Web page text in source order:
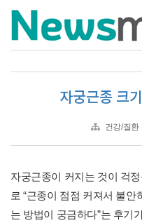
자궁근종 크
건강/질환
자궁근종이 커지는 것이 걱
로 “근종이 점점 커져서 불안
는 방법이 궁금하다”는 후기